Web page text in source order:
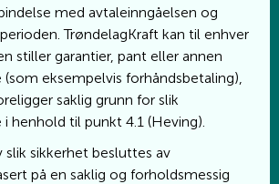
med avtaleinngåelsen og
TrøndelagKraft kan til enhver
stiller garantier, pant eller annen
(som eksempelvis forhåndsbetaling),
saklig grunn for slik
henhold til punkt 4.1 (Heving).
sikkerhet besluttes av
på en saklig og forholdsmessig